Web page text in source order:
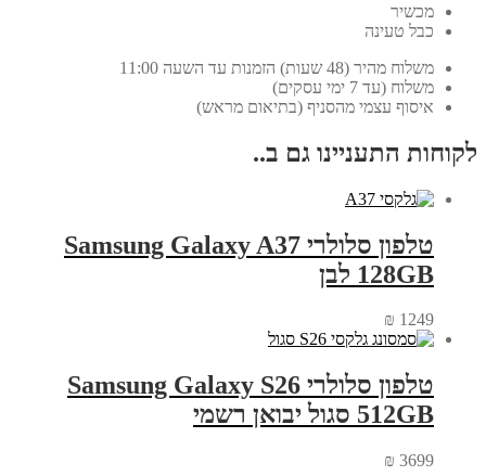
מכשיר
כבל טעינה
משלוח מהיר (48 שעות) הזמנות עד השעה 11:00
משלוח (עד 7 ימי עסקים)
איסוף עצמי מהסניף (בתיאום מראש)
לקוחות התעניינו גם ב..
טלפון סלולרי Samsung Galaxy A37
128GB לבן
₪ 1249
טלפון סלולרי Samsung Galaxy S26
512GB סגול יבואן רשמי
₪ 3699